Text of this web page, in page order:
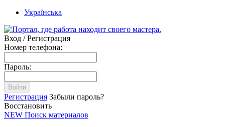
Українська
Вход / Регистрация
Номер телефона:
Пароль:
Войти
Регистрация Забыли пароль?
Восстановить
NEW Поиск материалов